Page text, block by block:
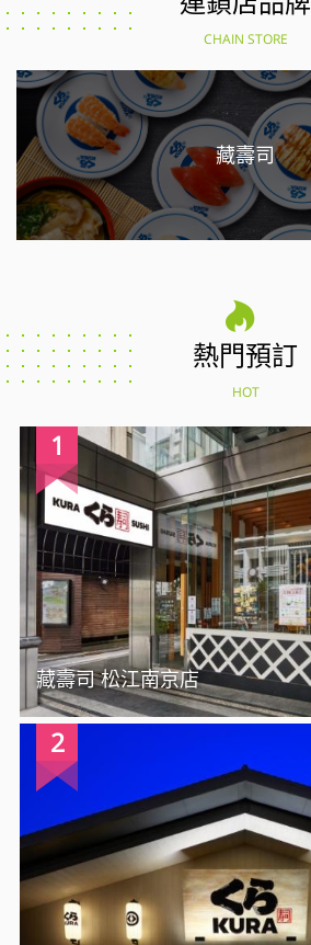
CHAIN STORE
藏壽司
熱門預訂
HOT
1
藏壽司 松江南京店
2